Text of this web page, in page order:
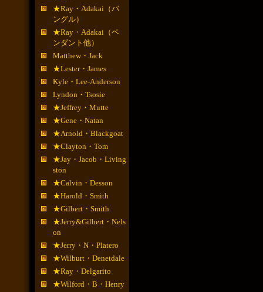
★Ray・Adakai（バ
ングル）
★Ray・Adakai（ペ
ンダント他）
Matthew・Jack
★Lester・James
Kyle・Lee-Anderson
Lyndon・Tsosie
★Jeffrey・Mutte
★Gene・Natan
★Arnold・Blackgoat
★Clayton・Tom
★Jay・Jacob・Living
ston
★Calvin・Desson
★Harold・Smith
★Gilbert・Smith
★Jerry&Gilbert・Nels
on
★Jerry・N・Platero
★Wilburt・Denetdale
★Ray・Delgarito
★Wilford・B・Henry